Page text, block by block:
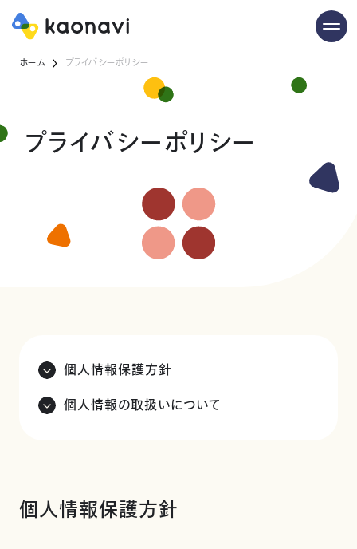
ホーム プライバシーポリシー
プライバシーポリシー
個人情報保護方針
個人情報の取扱いについて
個人情報保護方針